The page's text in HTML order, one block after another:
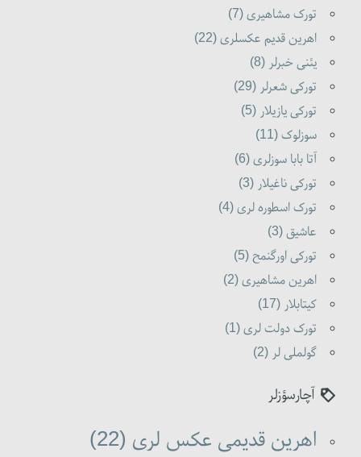
تورک مشاهیری (7)
اهرین قدیم عکسلری (22)
یئنی خبرلر (8)
تورکی شعرلر (29)
تورکی یازیلار (5)
سوزلوک (11)
آتا بابا سوزلری (6)
تورکی ناغیلار (3)
تورک اسطوره لری (4)
عاشیق (3)
تورکی اورگنمح (5)
اهرین مشاهیری (2)
کیتابلار (17)
تورک دولت لری (1)
گولملی لر (2)
آچارسؤزلر
اهرین قدیمی عکس لری (22)